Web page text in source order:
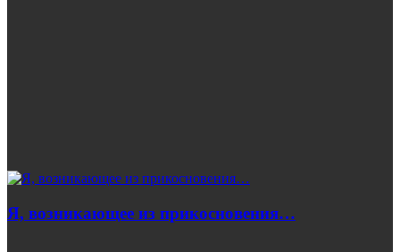
Я, возникающее из прикосновения…